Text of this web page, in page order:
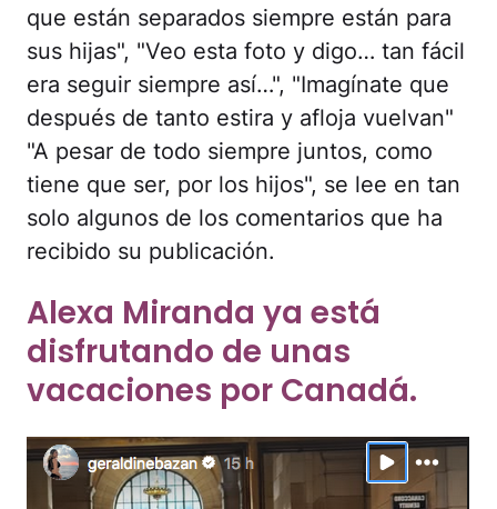
que están separados siempre están para
sus hijas", "Veo esta foto y digo… tan fácil
era seguir siempre así…", "Imagínate que
después de tanto estira y afloja vuelvan"
"A pesar de todo siempre juntos, como
tiene que ser, por los hijos", se lee en tan
solo algunos de los comentarios que ha
recibido su publicación.
Alexa Miranda ya está
disfrutando de unas
vacaciones por Canadá.